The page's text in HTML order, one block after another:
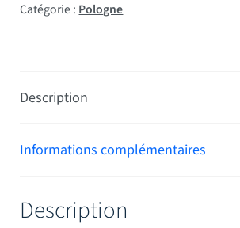
Catégorie : Pologne
Description
Informations complémentaires
Description